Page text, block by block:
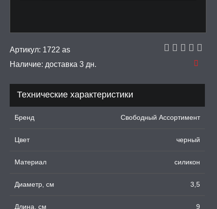
ФЕРОМОНЫ
КЕГЕЛЯ
ДЛЯ СЕКСА
УПАКОВКА
Артикул: 1722 as
Наличие: доставка 3 дн.
Технические характеристики
Бренд Свободный Ассортимент
Цвет черный
Материал силикон
Диаметр, см 3,5
Длина, см 9